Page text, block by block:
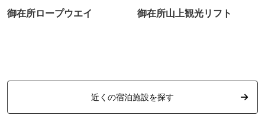
御在所ロープウエイ 御在所山上観光リフト
近くの宿泊施設を探す